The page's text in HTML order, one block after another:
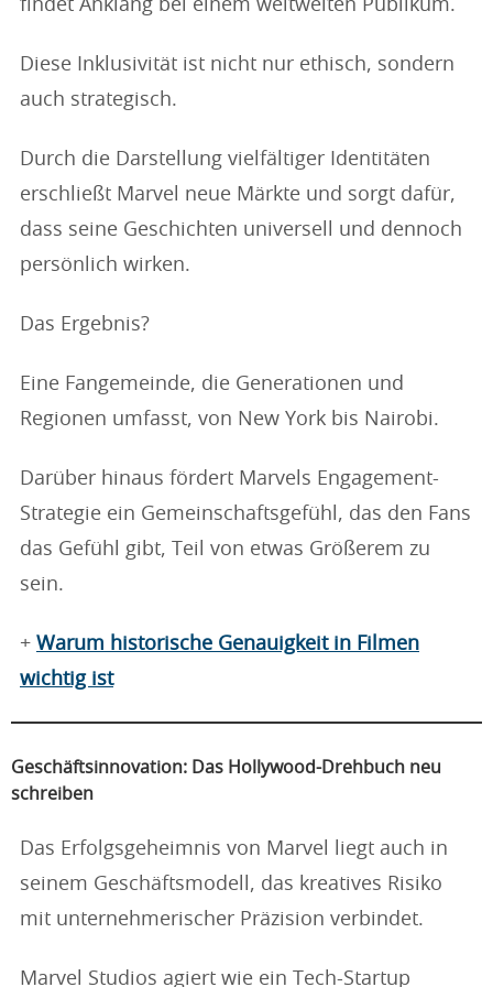
findet Anklang bei einem weltweiten Publikum.
Diese Inklusivität ist nicht nur ethisch, sondern
auch strategisch.
Durch die Darstellung vielfältiger Identitäten
erschließt Marvel neue Märkte und sorgt dafür,
dass seine Geschichten universell und dennoch
persönlich wirken.
Das Ergebnis?
Eine Fangemeinde, die Generationen und
Regionen umfasst, von New York bis Nairobi.
Darüber hinaus fördert Marvels Engagement-
Strategie ein Gemeinschaftsgefühl, das den Fans
das Gefühl gibt, Teil von etwas Größerem zu
sein.
+ Warum historische Genauigkeit in Filmen
wichtig ist
Geschäftsinnovation: Das Hollywood-Drehbuch neu
schreiben
Das Erfolgsgeheimnis von Marvel liegt auch in
seinem Geschäftsmodell, das kreatives Risiko
mit unternehmerischer Präzision verbindet.
Marvel Studios agiert wie ein Tech-Startup